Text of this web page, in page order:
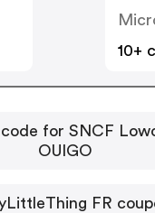
10+
code for SNCF
OUIGO
FR